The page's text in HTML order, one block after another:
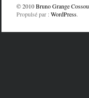
© 2010Bruno Grange Cossou
Propulsé par : WordPress.